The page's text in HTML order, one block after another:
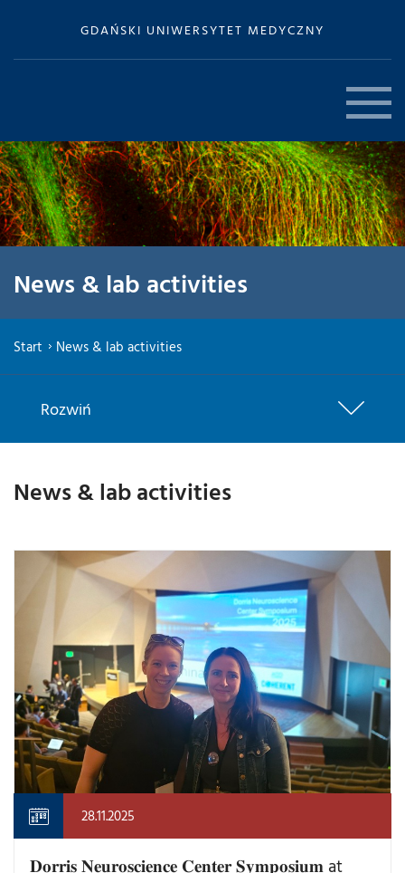
GDAŃSKI UNIWERSYTET MEDYCZNY
News & lab activities
Start News & lab activities
Rozwiń
News & lab activities
28.11.2025
𝐃𝐨𝐫𝐫𝐢𝐬 𝐍𝐞𝐮𝐫𝐨𝐬𝐜𝐢𝐞𝐧𝐜𝐞 𝐂𝐞𝐧𝐭𝐞𝐫 𝐒𝐲𝐦𝐩𝐨𝐬𝐢𝐮𝐦 at